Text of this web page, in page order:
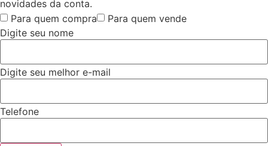
novidades da conta.
Para quem compra
Para quem vende
Digite seu nome
Digite seu melhor e-mail
Telefone